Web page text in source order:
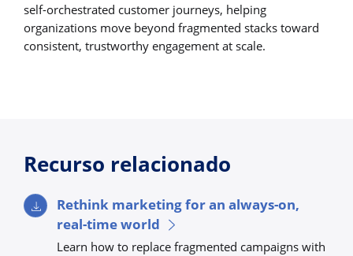
self-orchestrated customer journeys, helping
organizations move beyond fragmented stacks toward
consistent, trustworthy engagement at scale.
Recurso relacionado
Rethink marketing for an always-on,
real-time world
Learn how to replace fragmented campaigns with